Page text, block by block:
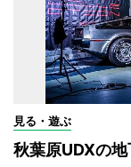
見る・遊ぶ
秋葉原UDXの